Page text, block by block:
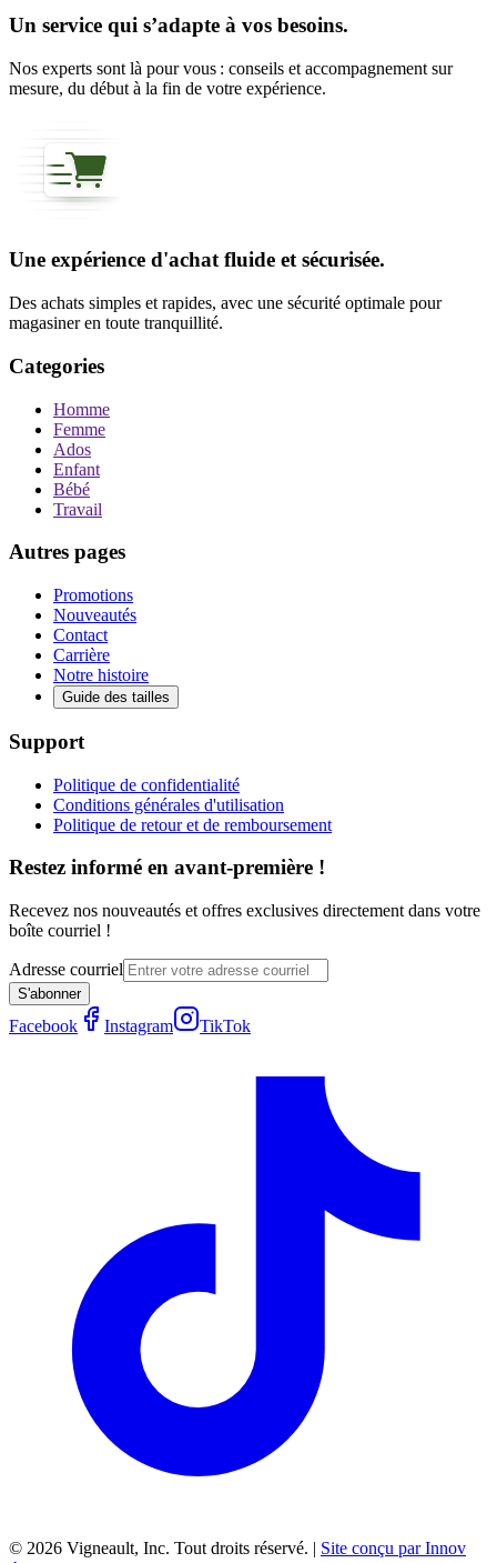
Un service qui s’adapte à vos besoins.
Nos experts sont là pour vous : conseils et accompagnement sur
mesure, du début à la fin de votre expérience.
Une expérience d'achat fluide et sécurisée.
Des achats simples et rapides, avec une sécurité optimale pour
magasiner en toute tranquillité.
Categories
Homme
Femme
Ados
Enfant
Bébé
Travail
Autres pages
Promotions
Nouveautés
Contact
Carrière
Notre histoire
Guide des tailles
Support
Politique de confidentialité
Conditions générales d'utilisation
Politique de retour et de remboursement
Restez informé en avant-première !
Recevez nos nouveautés et offres exclusives directement dans votre
boîte courriel !
Adresse courriel
S'abonner
Facebook Instagram TikTok
© 2026 Vigneault, Inc. Tout droits réservé. | Site conçu par Innov